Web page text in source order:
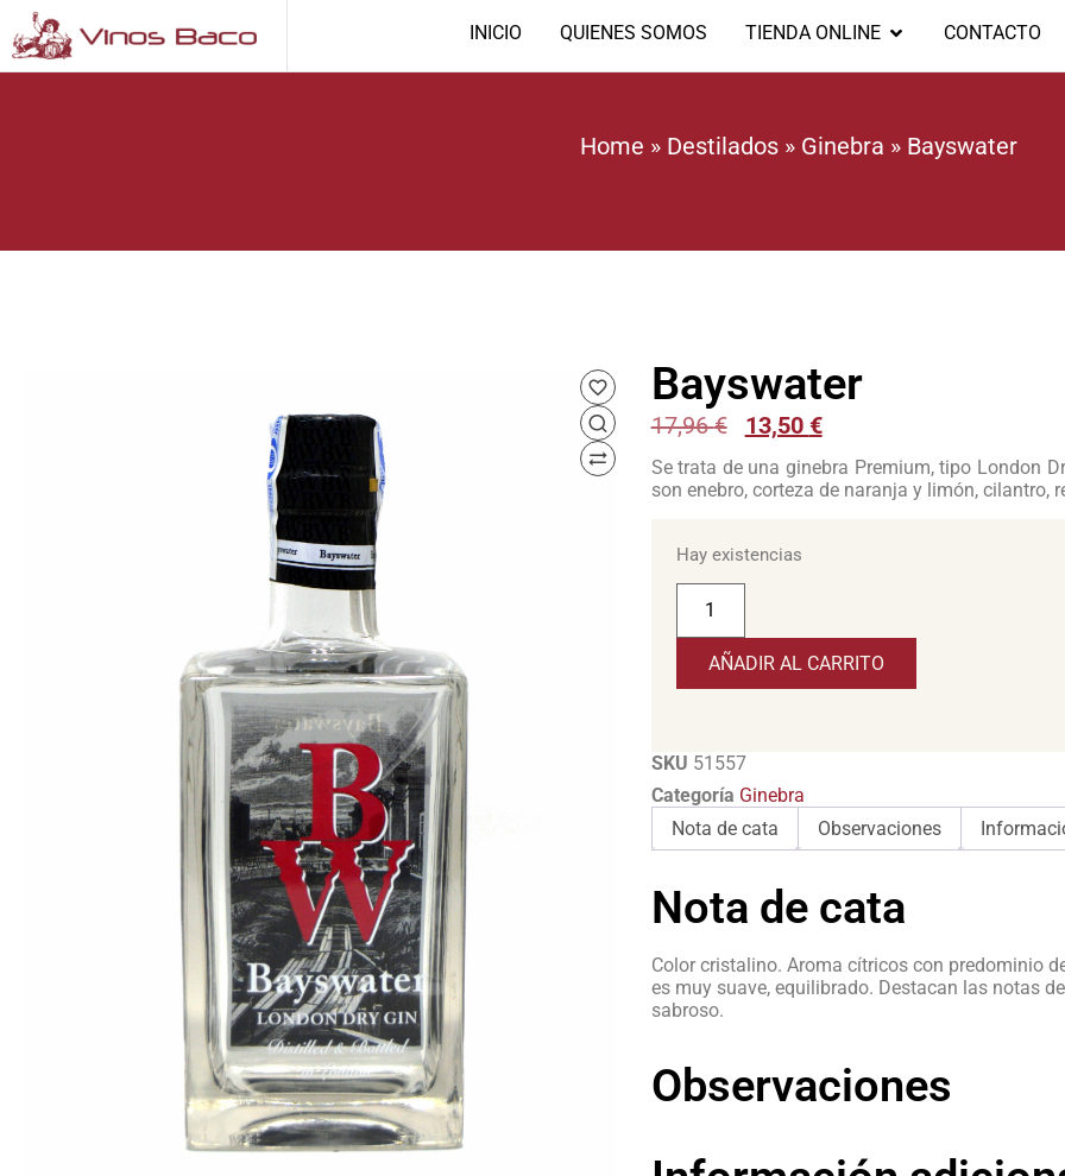
INICIO QUIENES SOMOS TIENDA ONLINE CONTACTO
Home » Destilados » Ginebra » Bayswater
Bayswater
17,96€ 13,50 €
Se trata de una ginebra Premium, tipo London
son enebro, corteza de naranja y limón, cilantro,
Hay existencias
AÑADIR AL CARRITO
SKU 51557
Categoría Ginebra
Nota de cata
Observaciones
Nota de cata
Color cristalino. Aroma cítricos con predominio
es muy suave, equilibrado. Destacan las notas
sabroso.
Observaciones